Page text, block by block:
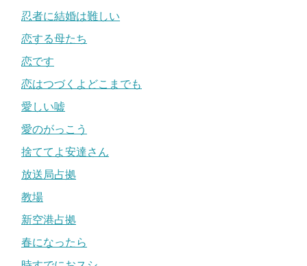
忍者に結婚は難しい
恋する母たち
恋です
恋はつづくよどこまでも
愛しい嘘
愛のがっこう
捨ててよ安達さん
放送局占拠
教場
新空港占拠
春になったら